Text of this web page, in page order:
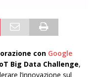
con Google
Big Data Challenge,
l’innovazione sul